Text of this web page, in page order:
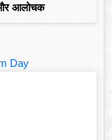
और आलोचक